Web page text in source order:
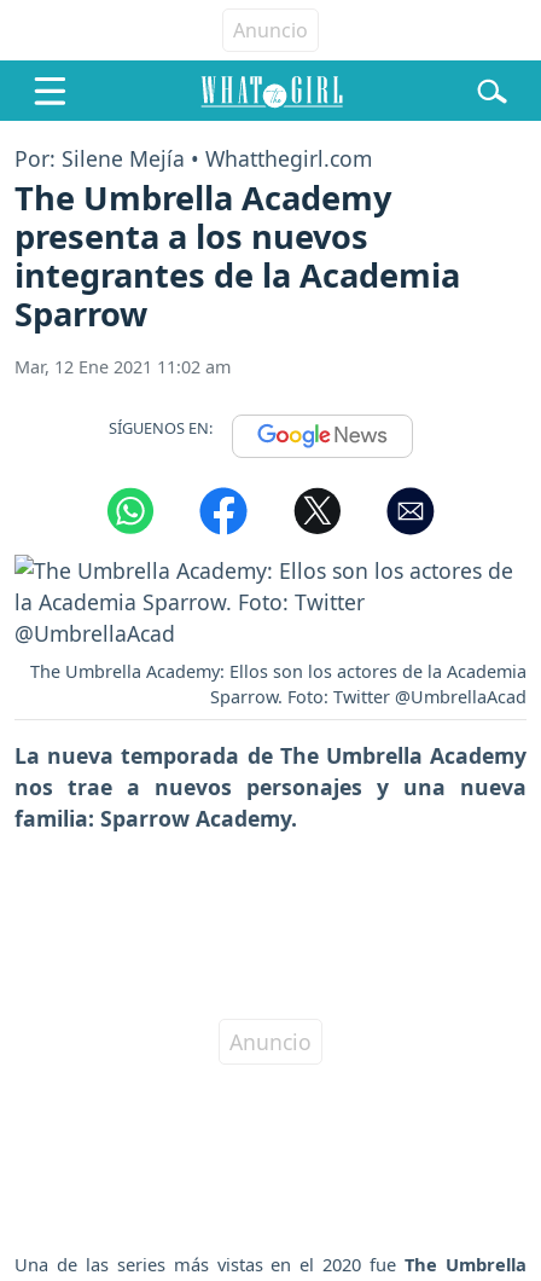
Por: Silene Mejía • Whatthegirl.com
The Umbrella Academy
presenta a los nuevos
integrantes de la Academia
Sparrow
Mar, 12 Ene 2021 11:02 am
SÍGUENOS EN:
The Umbrella Academy: Ellos son los actores de la Academia
Sparrow. Foto: Twitter @UmbrellaAcad
La nueva temporada de The Umbrella Academy
nos trae a nuevos personajes y una nueva
familia: Sparrow Academy.
Una de las series más vistas en el 2020 fueThe Umbrella